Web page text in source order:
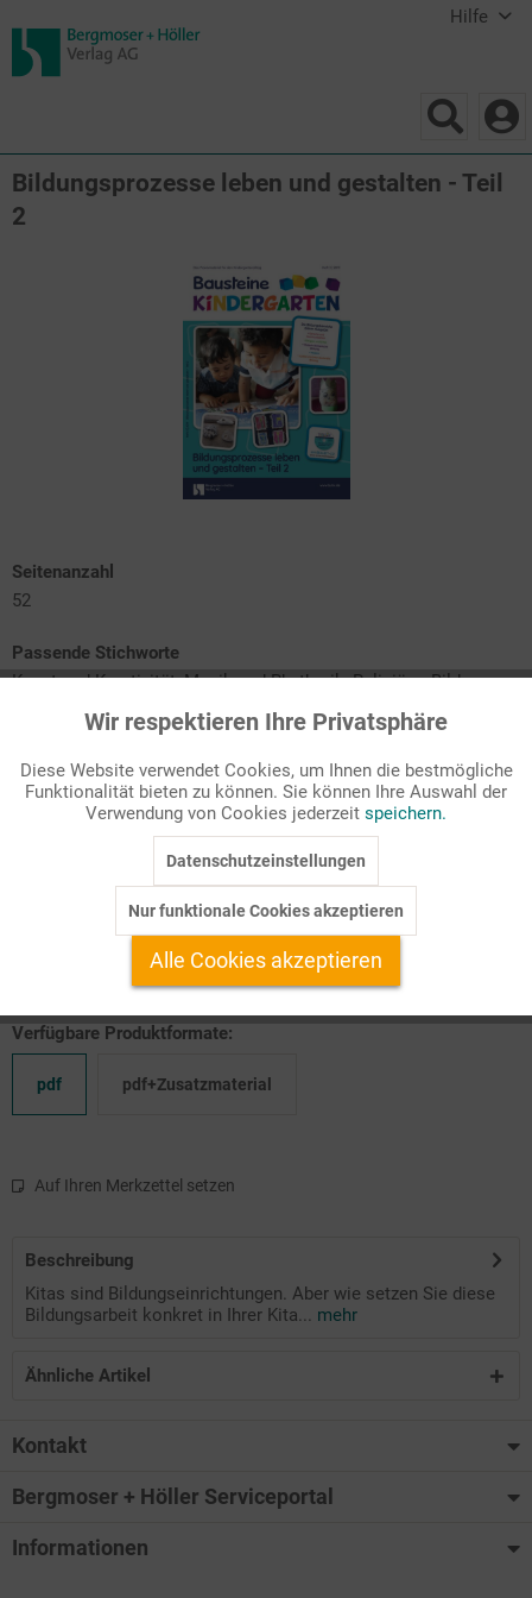
Hilfe
Bildungsprozesse leben und gestalten - Teil
2
Seitenanzahl
52
Passende Stichworte
Kunst und Kreativität, Musik und Rhythmik, Religiöse Bildung,
Soziales Lernen, Sprache und Kommunikation
Sprache und Kommunikation
Religion und Ethik
Musisch-ästhetische Bildung
Soziale und (inter-)kulturelle Bildung
professionell zu begleiten
Verfügbare Produktformate:
pdf pdf+Zusatzmaterial
Auf Ihren Merkzettel setzen
Beschreibung
Kitas sind Bildungseinrichtungen. Aber wie setzen Sie diese
Bildungsarbeit konkret in Ihrer Kita... mehr
Ähnliche Artikel
Kontakt
Bergmoser + Höller Serviceportal
Informationen
Funktionale Aktiv
Marketing Inaktiv
Inaktiv
Wir respektieren Ihre Privatsphäre
Diese Website verwendet Cookies, um Ihnen die bestmögliche
Funktionalität bieten zu können. Sie können Ihre Auswahl der
Verwendung von Cookies jederzeit speichern.
Datenschutzeinstellungen
Nur funktionale Cookies akzeptieren
Alle Cookies akzeptieren